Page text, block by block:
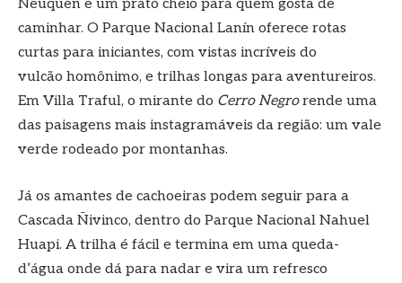
Neuquén é um prato cheio para quem gosta de
caminhar. O Parque Nacional Lanín oferece rotas
curtas para iniciantes, com vistas incríveis do
vulcão homônimo, e trilhas longas para aventureiros.
Em Villa Traful, o mirante do Cerro Negrorende uma
das paisagens mais instagramáveis da região: um vale
verde rodeado por montanhas.
Já os amantes de cachoeiras podem seguir para a
Cascada Ñivinco, dentro do Parque Nacional Nahuel
Huapi. A trilha é fácil e termina em uma queda-
d’água onde dá para nadar e vira um refresco